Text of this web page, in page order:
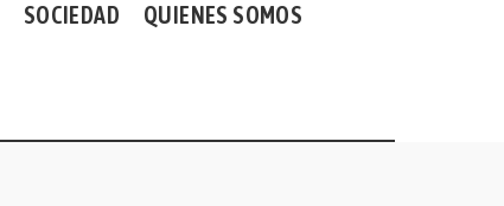
SOCIEDAD QUIENES SOMOS